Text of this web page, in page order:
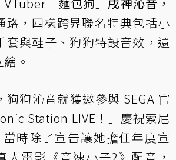
「麵包狗」 戌神沁音 ，
路，四樣跨界聯名特典包括小
套與鞋子、狗狗特設音效，還
。
，狗狗沁音就獲邀參與 SEGA 官
Station LIVE！」慶祝索尼
時除了宣告讓她擔任年度宣